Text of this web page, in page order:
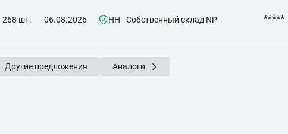
268 шт. 06.08.2026 НН - Собственный склад NP *****
Другие предложения Аналоги